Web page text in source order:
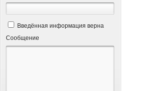
Введённая информация верна
Сообщение